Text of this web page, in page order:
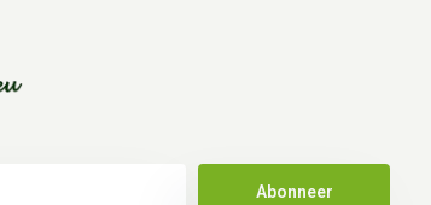
Abonneer